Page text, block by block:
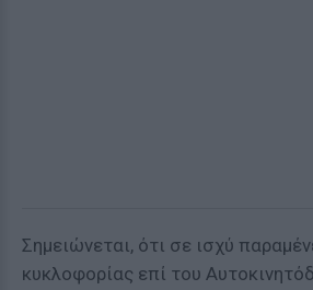
Σημειώνεται, ότι σε ισχύ
κυκλοφορίας επί του